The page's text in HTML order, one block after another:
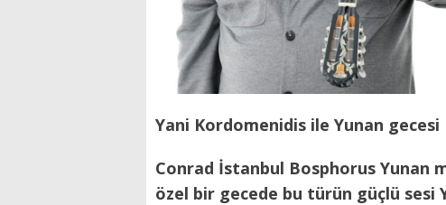
Yani Kordomenidis ile Yunan gecesi
Conrad İstanbul Bosphorus Yunan
özel bir gecede bu türün güçlü sesi